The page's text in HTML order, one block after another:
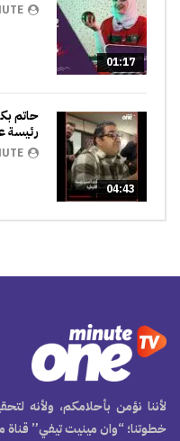
01:17
04:43
حاتم
رئيسة
لأننا نؤمن بأحلامكم، ولأنه
خطوتنا؛ “وان مينيت تيفي” قناة